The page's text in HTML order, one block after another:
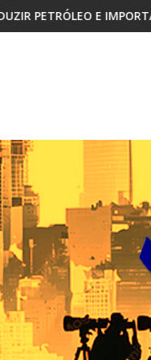
GASOLINA